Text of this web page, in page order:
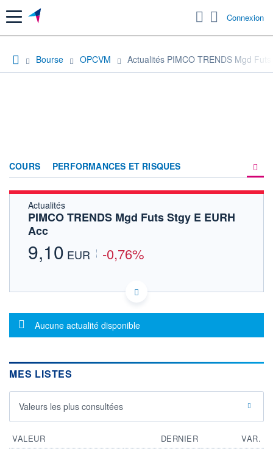
Menu Connexion
Bourse OPCVM Actualités PIMCO TRENDS Mgd
COURS PERFORMANCES ET RISQUES
FORUM
Actualités
PIMCO TRENDS Mgd Futs Stgy E EURH
Acc
9,10 EUR -0,76%
IE00BWX5WM13 - PIMCO Global Advisors (Ireland)
OPCVM DERNIER COURS CONNU AU 04/08/2026
Consulter le prospectus / DIC
Message d'information
Aucune actualité disponible
MES LISTES
Valeurs les plus consultées
VALEUR DERNIER
VAR.